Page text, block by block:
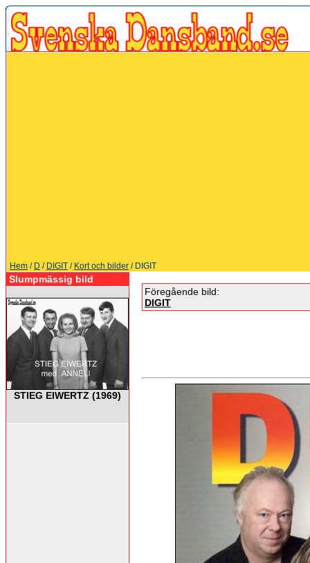
Hem / D / DIGIT / Kort och bilder / DIGIT
Slumpmässig bild
STIEG EIWERTZ (1969)
Föregående bild:
DIGIT